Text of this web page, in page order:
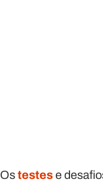
Ostestese